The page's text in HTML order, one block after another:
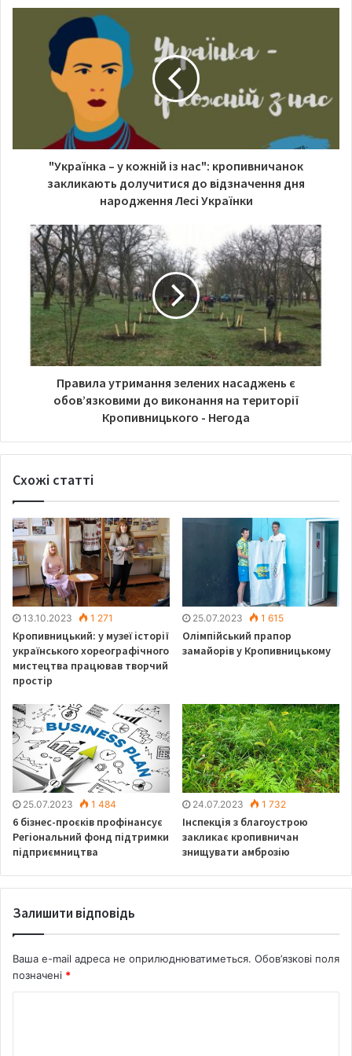
зазначив він.
s
e
"Українка – у кожній із нас": кропивничанок
закликають долучитися до відзначення дня
народження Лесі Українки
Правила утримання зелених насаджень є
обов’язковими до виконання на території
Кропивницького - Негода
Схожі статті
13.10.2023 1 271
Кропивницький: у музеї історії
українського хореографічного
мистецтва працював творчий
простір
25.07.2023 1 615
Олімпійський прапор
замайорів у Кропивницькому
25.07.2023 1 484
6 бізнес-проєків профінансує
Регіональний фонд підтримки
підприємництва
24.07.2023 1 732
Інспекція з благоустрою
закликає кропивничан
знищувати амброзію
Залишити відповідь
Ваша e-mail адреса не оприлюднюватиметься. Обов’язкові поля
позначені *